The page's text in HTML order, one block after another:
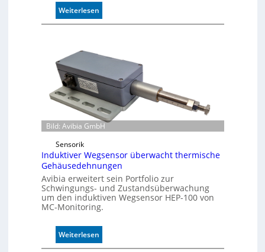
Weiterlesen:
P
f
r
o
d
u
l
m
i
t
2
0
u
d
4
Bild: Avibia GmbH
Sensorik
Induktiver Wegsensor überwacht thermische
Gehäusedehnungen
Avibia erweitert sein Portfolio zur
Schwingungs- und Zustandsüberwachung
um den induktiven Wegsensor HEP-100 von
MC-Monitoring.
Weiterlesen:
I